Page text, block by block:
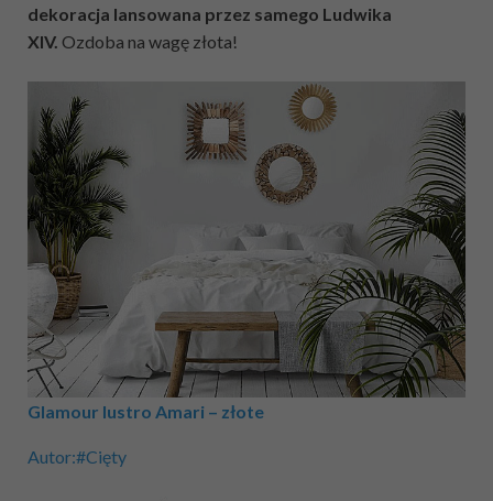
dekoracja lansowana przez samego Ludwika
XIV. Ozdoba na wagę złota!
Glamour lustro Amari – złote
Autor:#Cięty